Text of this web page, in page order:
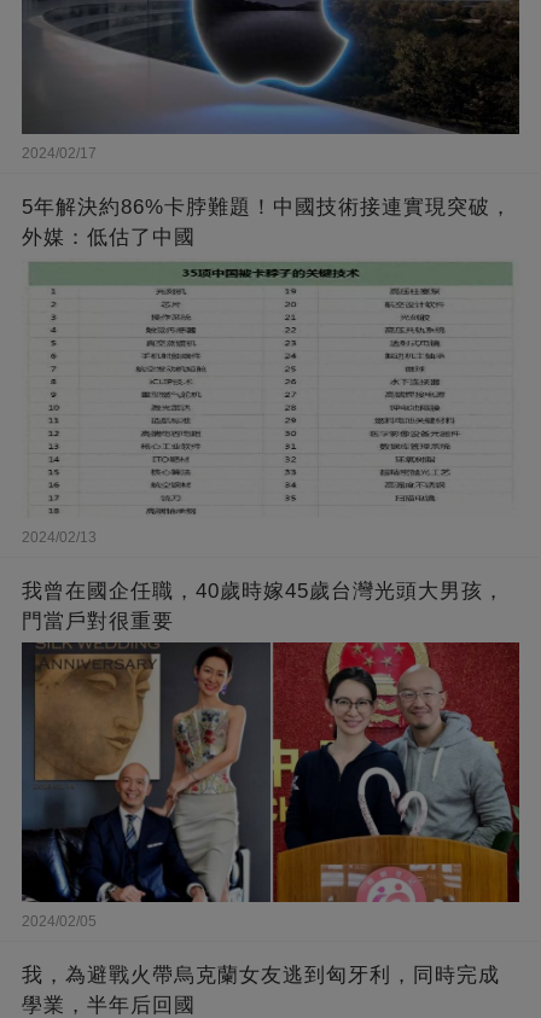
2024/02/17
5年解決約86%卡脖難題！中國技術接連實現突破，
外媒：低估了中國
2024/02/13
我曾在國企任職，40歲時嫁45歲台灣光頭大男孩，
門當戶對很重要
2024/02/05
我，為避戰火帶烏克蘭女友逃到匈牙利，同時完成
學業，半年后回國